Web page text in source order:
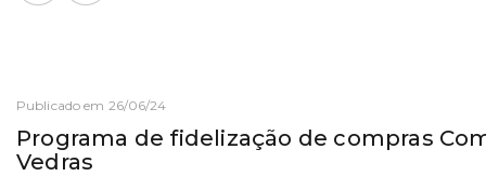
Publicado em 26/06/24
Programa de fidelização de compras
Vedras